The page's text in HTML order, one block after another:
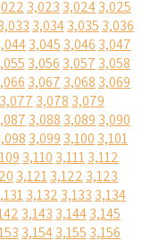
3,023 3,0243,025
3,0343,035 3,036
3,045 3,046 3,047
3,056 3,057 3,058
3,067 3,068 3,069
3,077 3,078 3,079
3,088 3,089 3,090
3,099 3,100 3,101
3,110 3,1113,112
3,1213,122 3,123
3,132 3,133 3,134
3,143 3,1443,145
3,1543,155 3,156